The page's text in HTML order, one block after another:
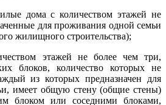
дома с количеством этажей не
для проживания одной семьи
жилищного строительства);
этажей не более чем три,
блоков, количество которых не
из которых предназначен для
имеет общую стену (общие стены)
блоком или соседними блоками,